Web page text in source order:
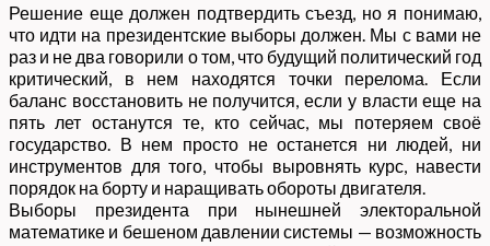
Решение еще должен подтвердить съезд, но я понимаю,
что идти на президентские выборы должен. Мы с вами не
раз и не два говорили о том, что будущий политический год
критический, в нем находятся точки перелома. Если
баланс восстановить не получится, если у власти еще на
пять лет останутся те, кто сейчас, мы потеряем своё
государство. В нем просто не останется ни людей, ни
инструментов для того, чтобы выровнять курс, навести
порядок на борту и наращивать обороты двигателя.
Выборы президента при нынешней электоральной
математике и бешеном давлении системы — возможность